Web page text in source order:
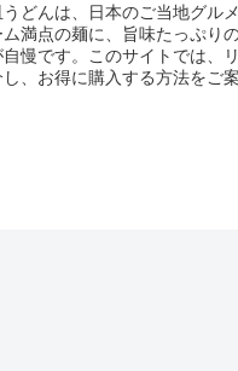
どんは、日本のご当地グル
満点の麺に、旨味たっぷり
慢です。このサイトでは、
、お得に購入する方法をご